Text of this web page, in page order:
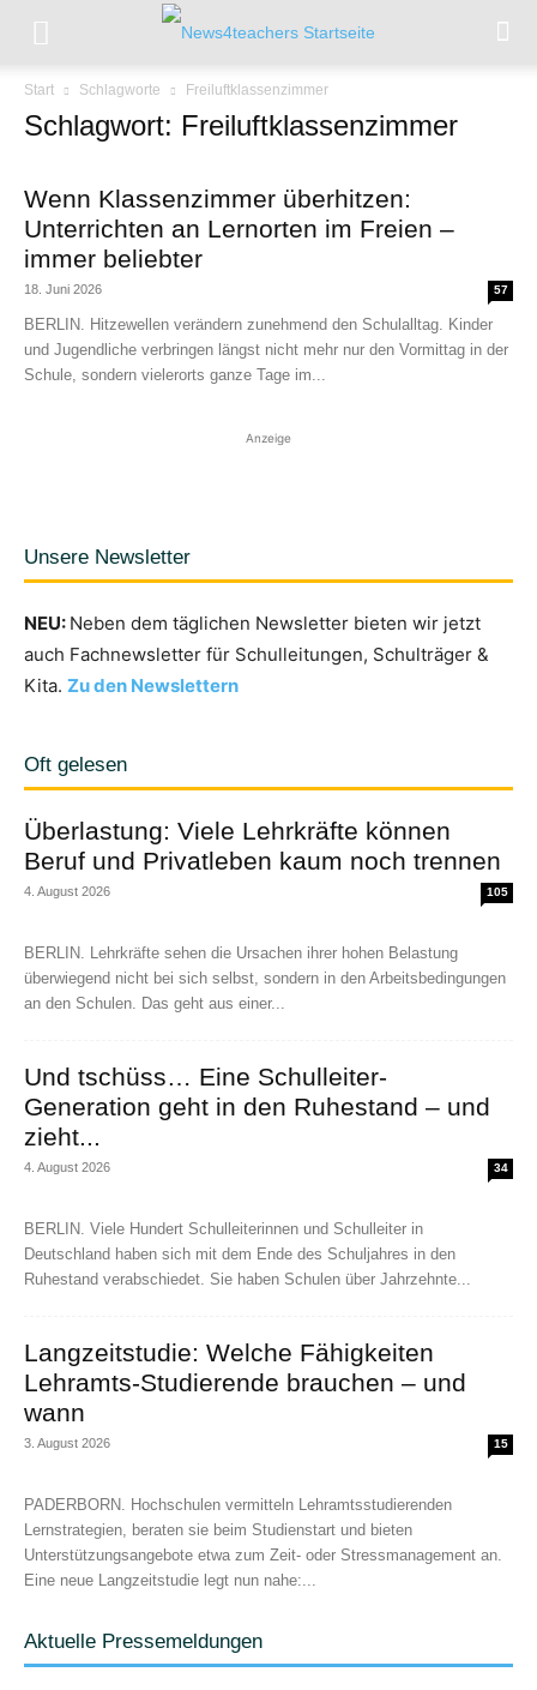
Start Schlagworte Freiluftklassenzimmer
Schlagwort: Freiluftklassenzimmer
Wenn Klassenzimmer überhitzen:
Unterrichten an Lernorten im Freien –
immer beliebter
18. Juni 2026 57
BERLIN. Hitzewellen verändern zunehmend den Schulalltag. Kinder
und Jugendliche verbringen längst nicht mehr nur den Vormittag in der
Schule, sondern vielerorts ganze Tage im...
Anzeige
Unsere Newsletter
NEU: Neben dem täglichen Newsletter bieten wir jetzt
auch Fachnewsletter für Schulleitungen, Schulträger &
Kita. Zu den Newslettern
Oft gelesen
Überlastung: Viele Lehrkräfte können
Beruf und Privatleben kaum noch trennen
4. August 2026 105
BERLIN. Lehrkräfte sehen die Ursachen ihrer hohen Belastung
überwiegend nicht bei sich selbst, sondern in den Arbeitsbedingungen
an den Schulen. Das geht aus einer...
Und tschüss… Eine Schulleiter-
Generation geht in den Ruhestand – und
zieht...
4. August 2026 34
BERLIN. Viele Hundert Schulleiterinnen und Schulleiter in
Deutschland haben sich mit dem Ende des Schuljahres in den
Ruhestand verabschiedet. Sie haben Schulen über Jahrzehnte...
Langzeitstudie: Welche Fähigkeiten
Lehramts-Studierende brauchen – und
wann
3. August 2026 15
PADERBORN. Hochschulen vermitteln Lehramtsstudierenden
Lernstrategien, beraten sie beim Studienstart und bieten
Unterstützungsangebote etwa zum Zeit- oder Stressmanagement an.
Eine neue Langzeitstudie legt nun nahe:...
Aktuelle Pressemeldungen